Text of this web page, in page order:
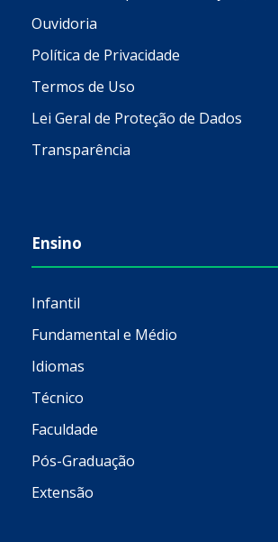
Ouvidoria
Política de Privacidade
Termos de Uso
Lei Geral de Proteção de Dados
Transparência
Ensino
Infantil
Fundamental e Médio
Idiomas
Técnico
Faculdade
Pós-Graduação
Extensão